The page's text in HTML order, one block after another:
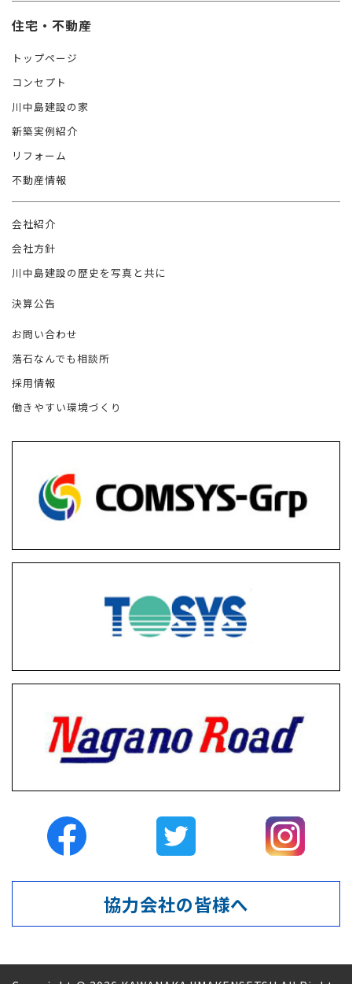
住宅・不動産
トップページ
コンセプト
川中島建設の家
新築実例紹介
リフォーム
不動産情報
会社紹介
会社方針
川中島建設の歴史を写真と共に
決算公告
お問い合わせ
落石なんでも相談所
採用情報
働きやすい環境づくり
協力会社の皆様へ